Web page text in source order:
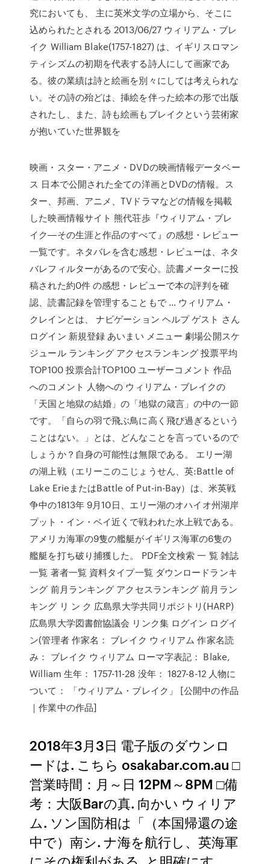
究においても、 主に英米文学の立場から、そこに
込められたとされる 2013/06/27 ウィリアム・ブレ
イク William Blake(1757-1827) は、イギリスロマン
ティシズムの初期を代表する詩人にして画家であ
る。彼の業績は詩と絵画を別々にしては考えられな
い。その詩の殆どは、挿絵を伴った絵本の形で出版
されたし、また、詩も絵画もブレイクという芸術家
が抱いていた世界観を
映画・スター・アニメ・DVDの映画情報データベー
ス 日本で公開された全ての洋画とDVDの情報。ス
ター、邦画、アニメ、TVドラマなどの情報を掲載
した映画情報サイト 熊代荘歩『ウィリアム・ブレ
イク―その生涯と作品のすべて』の感想・レビュー
一覧です。ネタバレを含む感想・レビューは、ネタ
バレフィルターがあるので安心。読書メーターに投
稿された約0件 の感想・レビューで本の評判を確
認、読書記録を管理することもで … ウィリアム・
クレインとは、 ナビゲーション ヘルプ ゲスト さん
ログイン 新規登録 あいまい メニュー 劇場公開スケ
ジュール ランキング アクセスランキング 投票平均
TOP100 投票合計TOP100 ユーザーコメント 作品
へのコメント 人物への ウィリアム・ブレイクの
「天国と地獄の結婚」の「地獄の箴言」の中の一節
です。「自らの羽で飛ぶ鳥に高く飛び過ぎるという
ことはない。」とは、どんなことを言っているので
しょうか？自身の可能性は無限である。 エリー湖
の湖上戦（エリーこのこじょうせん、英:Battle of
Lake ErieまたはBattle of Put-in-Bay）は、米英戦
争中の1813年 9月10日、エリー湖のオハイオ州湖岸
プット・イン・ベイ近くで戦われた水上戦である。
アメリカ海軍の9隻の艦艇がイギリス海軍の6隻の
艦艇を打ち破り捕獲した。 PDF全文検索 一 覧 雑誌
一覧 著者一覧 資料タイプ一覧 ダウンロードランキ
ング 前月ランキング アクセスランキング 前月ラン
キング リ ン ク 広島県大学共同リポジトリ(HARP)
広島県大学図書館協議会 リンク集 ログイン ログイ
ン(管理者 作家名： ブレイク ウィリアム 作家名読
み： ブレイク ウィリアム ローマ字表記： Blake,
William 生年： 1757-11-28 没年： 1827-8-12 人物に
ついて： 「ウィリアム・ブレイク」 [公開中の作品
｜作業中の作品]
2018年3月3日 電子版のダウンロ
ードは. こちら osakabar.com.au □
営業時間：月～日 12PM～8PM □備
考：大阪Barの真. 向かい ウィリア
ム. ソン国防相は「（本国帰還の途
中で）南シ. ナ海を航行し、英海軍